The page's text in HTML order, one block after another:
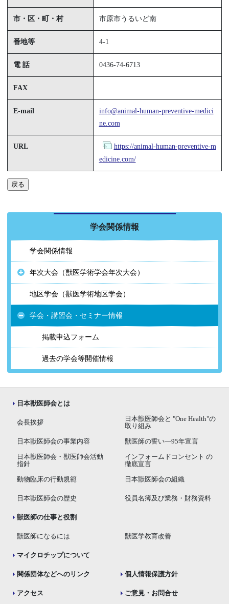
市・区・町・村 市原市うるいど南
番地等 4-1
電 話 0436-74-6713
FAX
E-mail
info@animal-human-preventive-medici
ne.com
URL
https://animal-human-preventive-m
edicine.com/
戻る
学会関係情報
学会関係情報
年次大会（獣医学術学会年次大会）
地区学会（獣医学術地区学会）
学会・講習会・セミナー情報
掲載申込フォーム
過去の学会等開催情報
日本獣医師会とは
会長挨拶
日本獣医師会と "One Health"の
取り組み
日本獣医師会の事業内容 獣医師の誓い―95年宣言
日本獣医師会・獣医師会活動
指針
インフォームドコンセント の
徹底宣言
動物臨床の行動規範 日本獣医師会の組織
日本獣医師会の歴史 役員名簿及び業務・財務資料
獣医師の仕事と役割
獣医師になるには 獣医学教育改善
マイクロチップについて
関係団体などへのリンク 個人情報保護方針
アクセス ご意見・お問合せ